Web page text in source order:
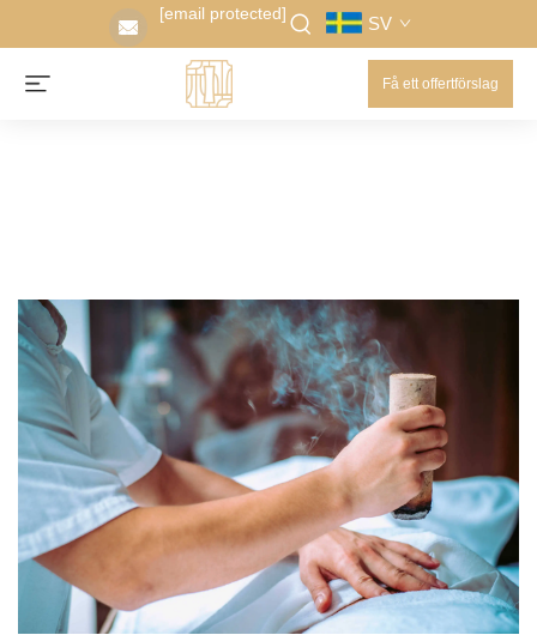
[email protected] SV
Få ett offertförslag